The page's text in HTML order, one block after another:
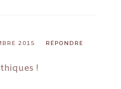
2015 RÉPONDRE
!